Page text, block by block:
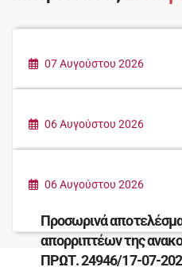
07 Αυγούστου 2026
06 Αυγούστου 2026
ΤΟΥΣ ΠΛΗΓΕΝΤΕΣ
06 Αυγούστου 2026
Προσωρινά
απορριπτέων της
ΠΡΩΤ. 24946/17-07-